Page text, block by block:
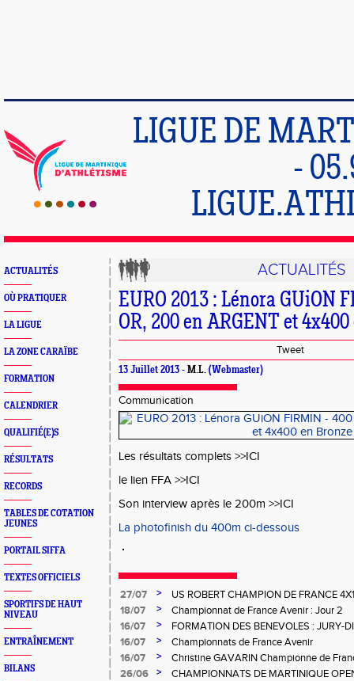
LIGUE DE
-
ACTUALITÉS
OÙ PRATIQUER
LA LIGUE
LA ZONE CARAÏBE
FORMATION
CALENDRIER
QUALIFIÉ(E)S
RÉSULTATS
RECORDS
TABLES DE COTATION
JEUNES
PORTAIL SIFFA
TEXTES OFFICIELS
SPORTIFS DE HAUT
NIVEAU
ENTRAÎNEMENT
BILANS
ACTUALITÉS
EURO 2013 : Lénora GUiON
OR, 200 en ARGENT et
Tweet
13 Juillet 2013 - M.L. (Webmaster)
Communication
Les résultats complets >>ICI
le lien FFA >>ICI
Son interview après le 200m >>ICI
La photofinish du 400m ci-dessous
27/07 >
US ROBERT CHAMPION DE FRANCE
18/07
>
Championnat de France Avenir : Jour 2
16/07
>
FORMATION DES BENEVOLES : JURY-
16/07
>
Championnats de France Avenir
16/07
>
Christine GAVARIN Championne de
26/06
>
CHAMPIONNATS DE MARTINIQUE